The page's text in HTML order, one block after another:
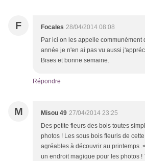
F Focales 28/04/2014 08:08
Par ici on les appelle communément
année je n'en ai pas vu aussi
Bises et bonne semaine.
Répondre
M Misou 49 27/04/2014 23:25
Des petite fleurs des bois toutes
photos ! Les sous bois fleuris de
agréables à découvrir au printemps
un endroit magique pour les photos !